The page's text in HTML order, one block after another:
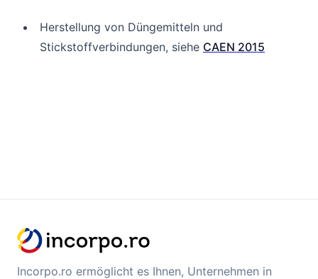
Herstellung von Düngemitteln und
Stickstoffverbindungen, siehe CAEN 2015
Incorpo.ro ermöglicht es Ihnen, Unternehmen in